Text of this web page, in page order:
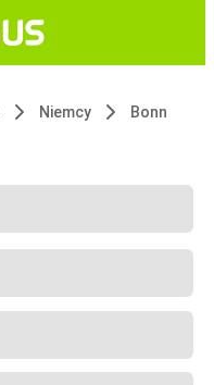
Niemcy Bonn